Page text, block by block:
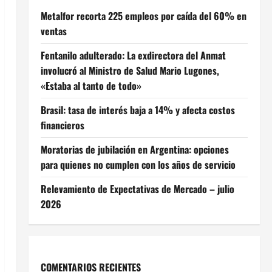
Metalfor recorta 225 empleos por caída del 60% en
ventas
Fentanilo adulterado: La exdirectora del Anmat
involucró al Ministro de Salud Mario Lugones,
«Estaba al tanto de todo»
Brasil: tasa de interés baja a 14% y afecta costos
financieros
Moratorias de jubilación en Argentina: opciones
para quienes no cumplen con los años de servicio
Relevamiento de Expectativas de Mercado – julio
2026
COMENTARIOS RECIENTES